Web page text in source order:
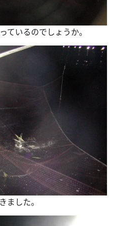
ているのでしょうか。
ました。